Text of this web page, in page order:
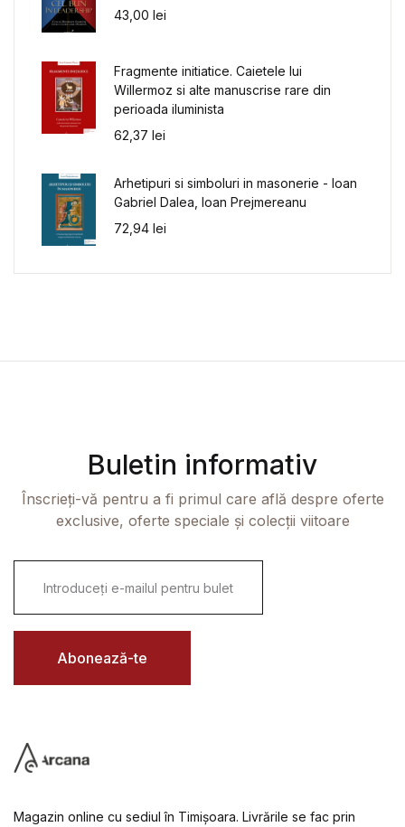
43,00 lei
Fragmente initiatice. Caietele lui
Willermoz si alte manuscrise rare din
perioada iluminista
62,37 lei
Arhetipuri si simboluri in masonerie - Ioan
Gabriel Dalea, Ioan Prejmereanu
72,94 lei
Buletin informativ
Înscrieți-vă pentru a fi primul care află despre oferte
exclusive, oferte speciale și colecții viitoare
i
l
Abonează-te
Magazin online cu sediul în Timișoara. Livrările se fac prin